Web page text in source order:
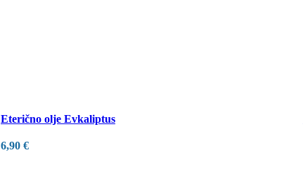
Eterično olje Evkaliptus
6,90 €